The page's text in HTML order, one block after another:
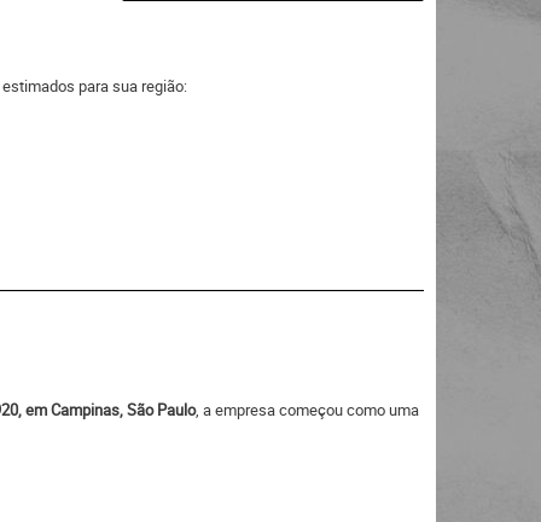
para sua região:
em Campinas, São Paulo, a empresa começou como uma